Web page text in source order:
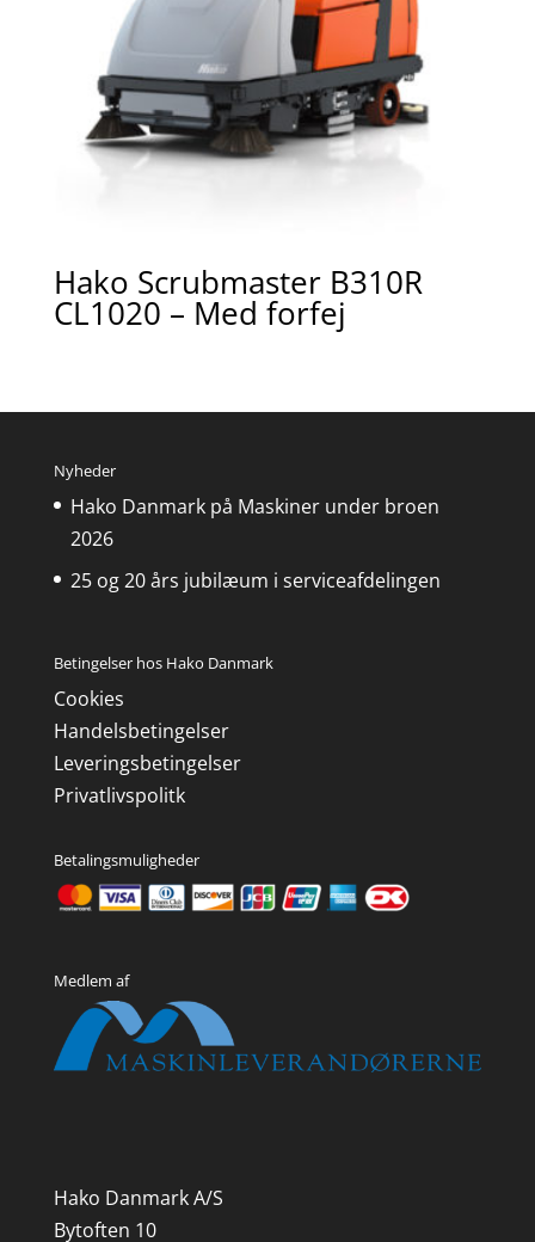
Hako Scrubmaster B310R
CL1020 – Med forfej
Nyheder
Hako Danmark på Maskiner under broen
2026
25 og 20 års jubilæum i serviceafdelingen
Betingelser hos Hako Danmark
Cookies
Handelsbetingelser
Leveringsbetingelser
Privatlivspolitk
Betalingsmuligheder
Medlem af
Hako Danmark A/S
Bytoften 10